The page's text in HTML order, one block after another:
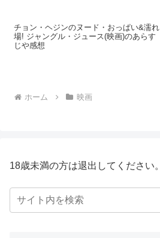
チョン・ヘジンのヌード・おっぱい&濡れ
場! ジャングル・ジュース(映画)のあらす
じや感想
ホーム 映画
18歳未満の方は退出してください。